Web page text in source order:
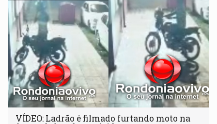
VÍDEO: Ladrão é filmado furtando moto na